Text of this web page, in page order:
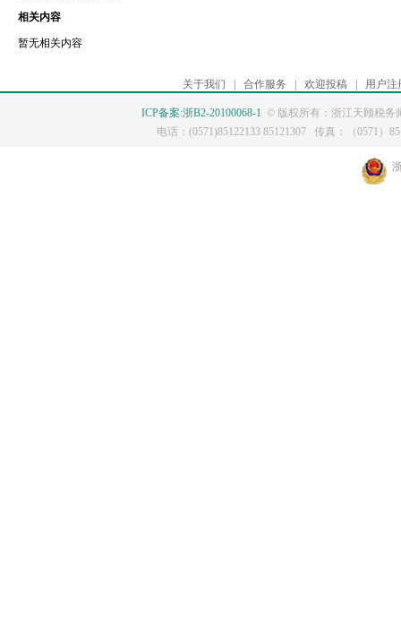
相关内容
暂无相关内容
关于我们 | 合作服务 | 欢迎投稿 | 用户注
ICP备案:浙B2-20100068-1 © 版权所有：浙江天顾税务
电话：(0571)85122133 85121307 传真：（0571）